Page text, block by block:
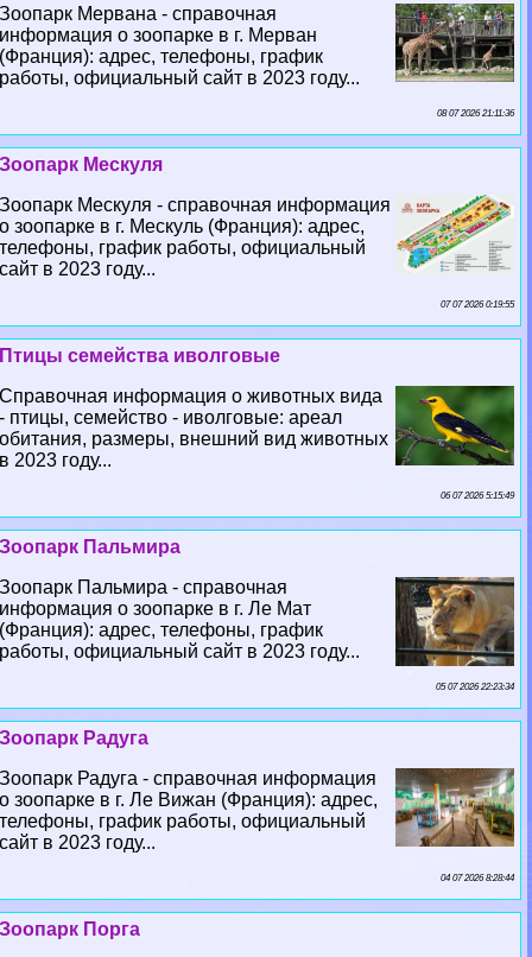
Зоопарк Мервана - справочная
информация о зоопарке в г. Мерван
(Франция): адрес, телефоны, график
работы, официальный сайт в 2023 году...
08 07 2026 21:11:36
Зоопарк Мескуля
Зоопарк Мескуля - справочная информация
о зоопарке в г. Мескуль (Франция): адрес,
телефоны, график работы, официальный
сайт в 2023 году...
07 07 2026 0:19:55
Птицы семейства иволговые
Справочная информация о животных вида
- птицы, семейство - иволговые: ареал
обитания, размеры, внешний вид животных
в 2023 году...
06 07 2026 5:15:49
Зоопарк Пальмира
Зоопарк Пальмира - справочная
информация о зоопарке в г. Ле Мат
(Франция): адрес, телефоны, график
работы, официальный сайт в 2023 году...
05 07 2026 22:23:34
Зоопарк Радуга
Зоопарк Радуга - справочная информация
о зоопарке в г. Ле Вижан (Франция): адрес,
телефоны, график работы, официальный
сайт в 2023 году...
04 07 2026 8:28:44
Зоопарк Порга